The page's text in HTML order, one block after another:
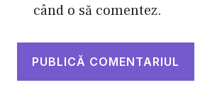
când o să comentez.